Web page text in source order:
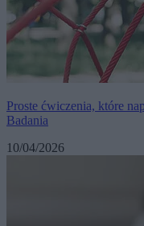
Proste ćwiczenia, które
Badania
10/04/2026